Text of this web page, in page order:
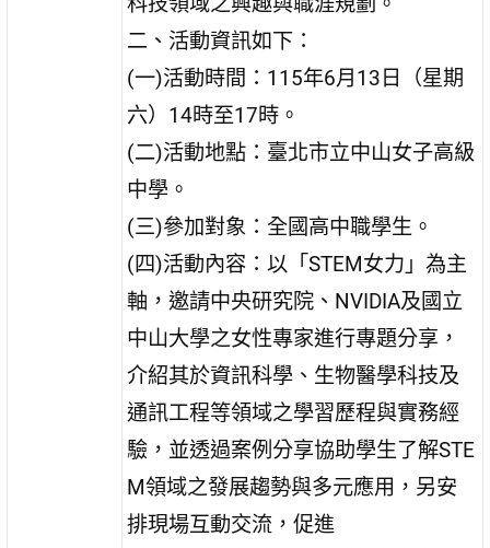
二、活動資訊如下：
(一)活動時間：115年6月13日（星期
六）14時至17時。
(二)活動地點：臺北市立中山女子高級
中學。
(三)參加對象：全國高中職學生。
(四)活動內容：以「STEM女力」為主
軸，邀請中央研究院、NVIDIA及國立
中山大學之女性專家進行專題分享，
介紹其於資訊科學、生物醫學科技及
通訊工程等領域之學習歷程與實務經
驗，並透過案例分享協助學生了解STE
M領域之發展趨勢與多元應用，另安
排現場互動交流，促進